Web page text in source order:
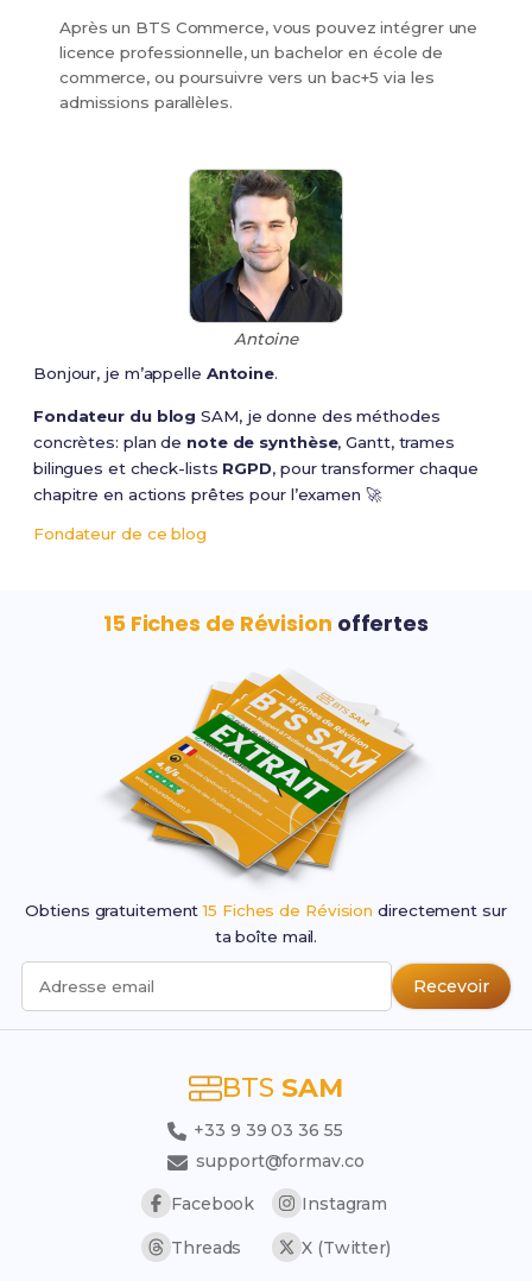
Après un BTS Commerce, vous pouvez intégrer une
licence professionnelle, un bachelor en école de
commerce, ou poursuivre vers un bac+5 via les
admissions parallèles.
Antoine
Bonjour, je m’appelle Antoine.
Fondateur du blog SAM, je donne des méthodes
concrètes: plan de note de synthèse, Gantt, trames
bilingues et check-lists RGPD, pour transformer chaque
chapitre en actions prêtes pour l’examen 🚀
Fondateur de ce blog
15 Fiches de Révision offertes
Obtiens gratuitement15 Fiches de Révision directement sur
ta boîte mail.
Adresse email Recevoir
BTS SAM
+33 9 39 03 36 55
support@formav.co
Facebook
Instagram
Threads X (Twitter)